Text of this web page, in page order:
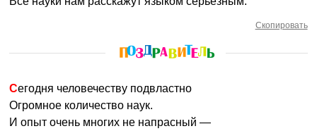
Скопировать
Сегодня человечеству подвластно
Огромное количество наук.
И опыт очень многих не напрасный —